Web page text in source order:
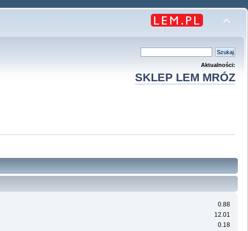
Aktualności:
SKLEP LEM MRÓZ
0.88
12.01
0.18